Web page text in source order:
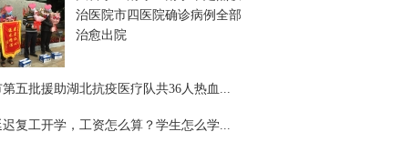
治医院市四医院确诊病例全部
治愈出院
五批援助湖北抗疫医疗队共36人热血...
迟复工开学，工资怎么算？学生怎么学...